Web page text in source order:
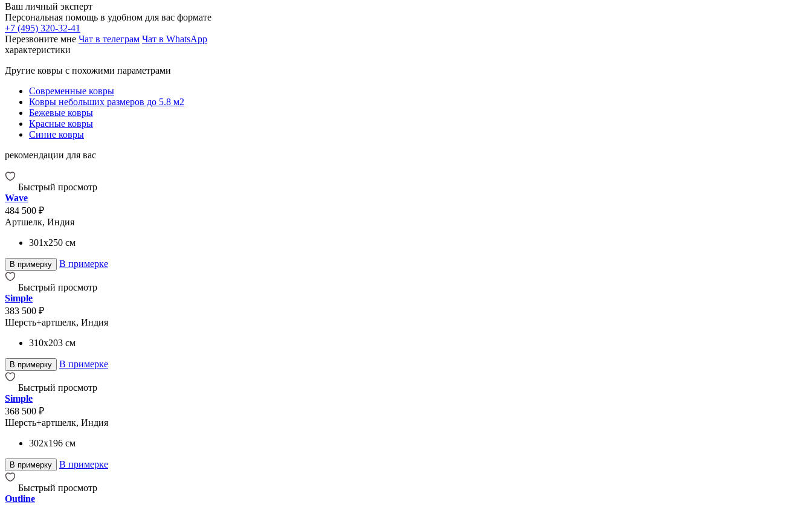
Ваш личный эксперт
Персональная помощь в удобном для вас формате
+7 (495) 320-32-41
Перезвоните мне Чат в телеграм Чат в WhatsApp
характеристики
Другие ковры с похожими параметрами
Современные ковры
Ковры небольших размеров до 5.8 м2
Бежевые ковры
Красные ковры
Синие ковры
рекомендации для вас
Быстрый просмотр
Wave
484 500 ₽
Артшелк, Индия
301x250 см
В примерку В примерке
Быстрый просмотр
Simple
383 500 ₽
Шерсть+артшелк, Индия
310x203 см
В примерку В примерке
Быстрый просмотр
Simple
368 500 ₽
Шерсть+артшелк, Индия
302x196 см
В примерку В примерке
Быстрый просмотр
Outline